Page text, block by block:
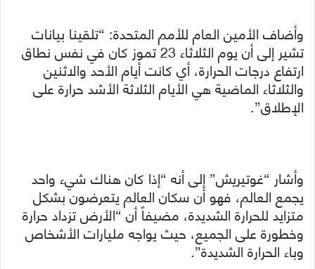
وأضاف الأمين العام للأمم المتحدة: “تلقينا بيانات
تشير إلى أن يوم الثلاثاء 23 تموز كان في نفس نطاق
ارتفاع درجات الحرارة، أي كانت أيام الأحد والاثنين
والثلاثاء الماضية هي الأيام الثلاثة الأشد حرارة على
الإطلاق”.
وأشار “غوتيريش” إلى أنه “إذا كان هناك شيء واحد
يجمع العالم، فهو أن سكان العالم يتعرضون بشكل
متزايد للحرارة الشديدة، مضيفاً أن “الأرض تزداد حرارة
وخطورة على الجميع، حيث يواجه مليارات الأشخاص
وباء الحرارة الشديدة”.